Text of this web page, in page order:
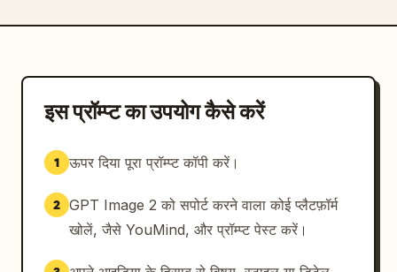
조명으로 구성되어 있으며, 왼쪽 벽과 바닥에는 나
구역에는 흰색 타일로 된 앞 카운터 1개, 카운터 위
대형 은색 데스크톱 컴퓨터 1대, 크림색 셔츠와 베
이지색 앞치마를 착용한 직원 1명, 그리고 뒷벽에
디저트 사진과 함께 Signature, Sweet, Yogurt,
니다. 오른쪽 벽에는 브랜드 종이 가방이나 상자가
진열된 나무 소재의 소매용 선반 3개를 포함하세요.
긴 홍보 포스터 3개를 배치하고, 그중 하나에는 귀
여운 마스코트와 Have Someice Day라는 문구를 넣
으세요. 고객 구역에는 총 6개의 원형 카페 테이블
따라 작은 테이블 2개, 오른쪽 측면에 2개). 의자
इस प्रॉम्प्ट का उपयोग कैसे करें
1 ऊपर दिया पूरा प्रॉम्प्ट कॉपी करें।
2 GPT Image 2 को सपोर्ट करने वाला कोई प्लैटफ़ॉर्म
खोलें, जैसे YouMind, और प्रॉम्प्ट पेस्ट करें।